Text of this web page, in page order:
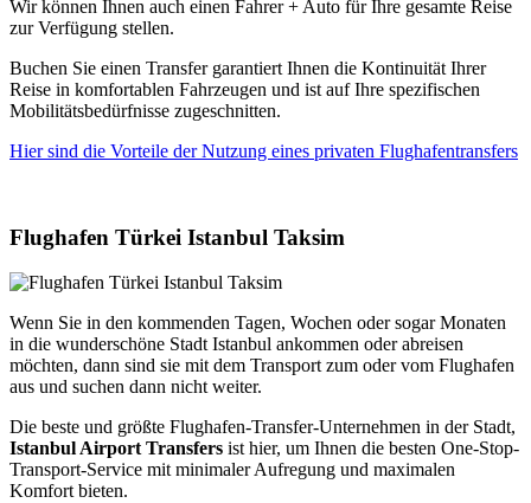
Wir können Ihnen auch einen Fahrer + Auto für Ihre gesamte Reise
zur Verfügung stellen.
Buchen Sie einen Transfer garantiert Ihnen die Kontinuität Ihrer
Reise in komfortablen Fahrzeugen und ist auf Ihre spezifischen
Mobilitätsbedürfnisse zugeschnitten.
Hier sind die Vorteile der Nutzung eines privaten Flughafentransfers
Flughafen Türkei Istanbul Taksim
Wenn Sie in den kommenden Tagen, Wochen oder sogar Monaten
in die wunderschöne Stadt Istanbul ankommen oder abreisen
möchten, dann sind sie mit dem Transport zum oder vom Flughafen
aus und suchen dann nicht weiter.
Die beste und größte Flughafen-Transfer-Unternehmen in der Stadt,
Istanbul Airport Transfers ist hier, um Ihnen die besten One-Stop-
Transport-Service mit minimaler Aufregung und maximalen
Komfort bieten.